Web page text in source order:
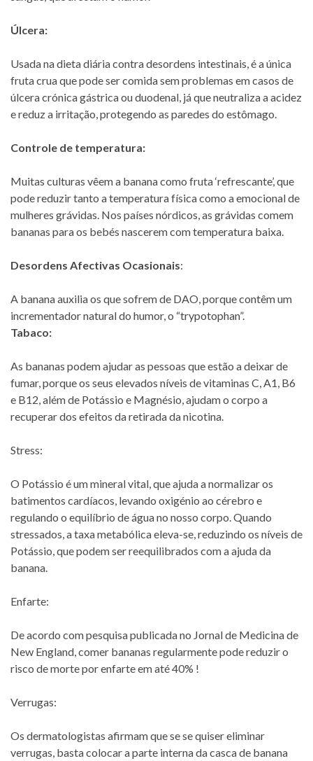
Úlcera:
Usada na dieta diária contra desordens intestinais, é a única
fruta crua que pode ser comida sem problemas em casos de
úlcera crónica gástrica ou duodenal, já que neutraliza a acidez
e reduz a irritação, protegendo as paredes do estômago.
Controle de temperatura:
Muitas culturas vêem a banana como fruta ‘refrescante’, que
pode reduzir tanto a temperatura física como a emocional de
mulheres grávidas. Nos países nórdicos, as grávidas comem
bananas para os bebés nascerem com temperatura baixa.
Desordens Afectivas Ocasionais:
A banana auxilia os que sofrem de DAO, porque contêm um
incrementador natural do humor, o “trypotophan”.
Tabaco:
As bananas podem ajudar as pessoas que estão a deixar de
fumar, porque os seus elevados níveis de vitaminas C, A1, B6
e B12, além de Potássio e Magnésio, ajudam o corpo a
recuperar dos efeitos da retirada da nicotina.
Stress:
O Potássio é um mineral vital, que ajuda a normalizar os
batimentos cardíacos, levando oxigénio ao cérebro e
regulando o equilíbrio de água no nosso corpo. Quando
stressados, a taxa metabólica eleva-se, reduzindo os níveis de
Potássio, que podem ser reequilibrados com a ajuda da
banana.
Enfarte:
De acordo com pesquisa publicada no Jornal de Medicina de
New England, comer bananas regularmente pode reduzir o
risco de morte por enfarte em até 40% !
Verrugas:
Os dermatologistas afirmam que se se quiser eliminar
verrugas, basta colocar a parte interna da casca de banana